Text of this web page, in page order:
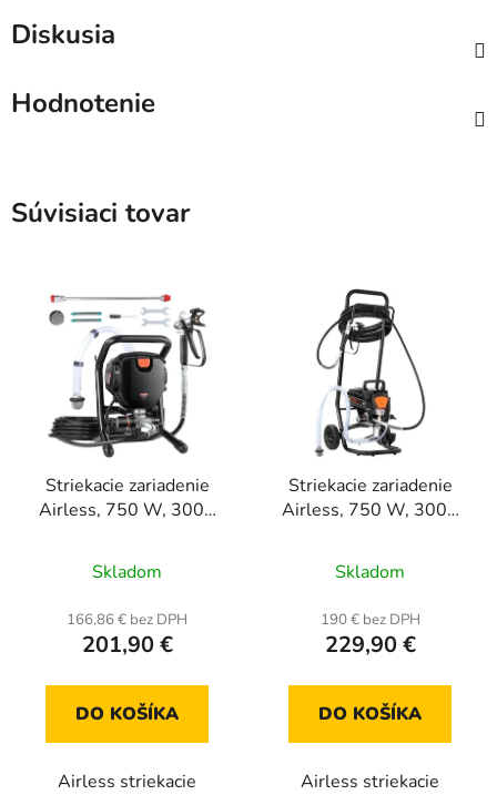
Diskusia
Hodnotenie
Súvisiaci tovar
Striekacie zariadenie
Airless, 750 W, 3000
striekacia pištoľ + tryska
Skladom
166,86 € bez DPH
201,90 €
DO KOŠÍKA
Airless striekacie
Striekacie zariadenie
Airless, 750 W, 3000
vozíkom, striekacia
pištoľ + hadica
Skladom
190 € bez DPH
229,90 €
DO KOŠÍKA
Airless striekacie